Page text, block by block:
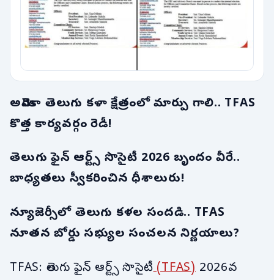
అమెరికా తెలుగు కళా క్షేత్రంలో మార్పు గాలి.. TFAS
కొత్త కార్యవర్గం రెడీ!
తెలుగు ఫైన్ ఆర్ట్స్ సొసైటీ 2026 బృందం వీరే..
బాధ్యతలు స్వీకరించిన ధీశాలురు!
న్యూజెర్సీలో తెలుగు కళల సందడి.. TFAS
నూతన బోర్డు సభ్యుల సంచలన నిర్ణయాలు?
TFAS: తెలుగు ఫైన్ ఆర్ట్స్ సొసైటీ(TFAS)2026వ